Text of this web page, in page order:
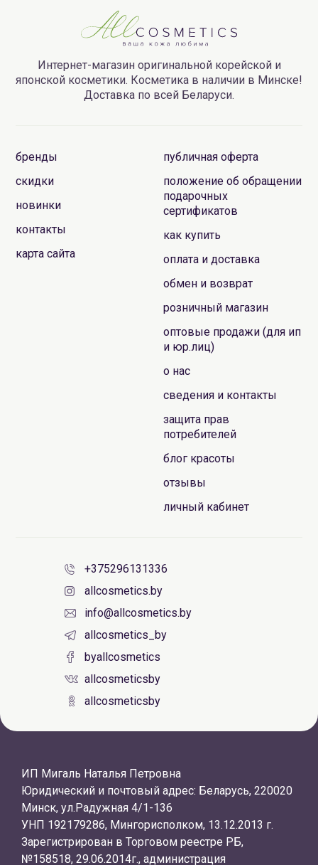
Интернет-магазин оригинальной корейской и
японской косметики. Косметика в наличии в Минске!
Доставка по всей Беларуси.
бренды
скидки
новинки
контакты
карта сайта
публичная оферта
положение об обращении
подарочных
сертификатов
как купить
оплата и доставка
обмен и возврат
розничный магазин
оптовые продажи (для ип
и юр.лиц)
о нас
сведения и контакты
защита прав
потребителей
блог красоты
отзывы
личный кабинет
+375296131336
allcosmetics.by
info@allcosmetics.by
allcosmetics_by
byallcosmetics
allcosmeticsby
allcosmeticsby
ИП Мигаль Наталья Петровна
Юридический и почтовый адрес: Беларусь, 220020
Минск, ул.Радужная 4/1-136
УНП 192179286, Мингорисполком, 13.12.2013 г.
Зарегистрирован в Торговом реестре РБ,
№158518, 29.06.2014г., администрация